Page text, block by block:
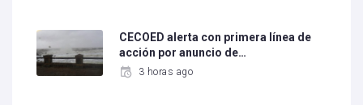
CECOED alerta con primera línea de
acción por anuncio de…
3 horas ago